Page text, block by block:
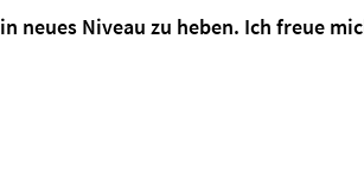
neues Niveau zu heben. Ich freue